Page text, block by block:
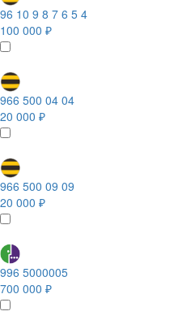
96 10 9 8 7 6 5 4
100 000 ₽
966 500 04 04
20 000 ₽
966 500 09 09
20 000 ₽
996 5000005
700 000 ₽